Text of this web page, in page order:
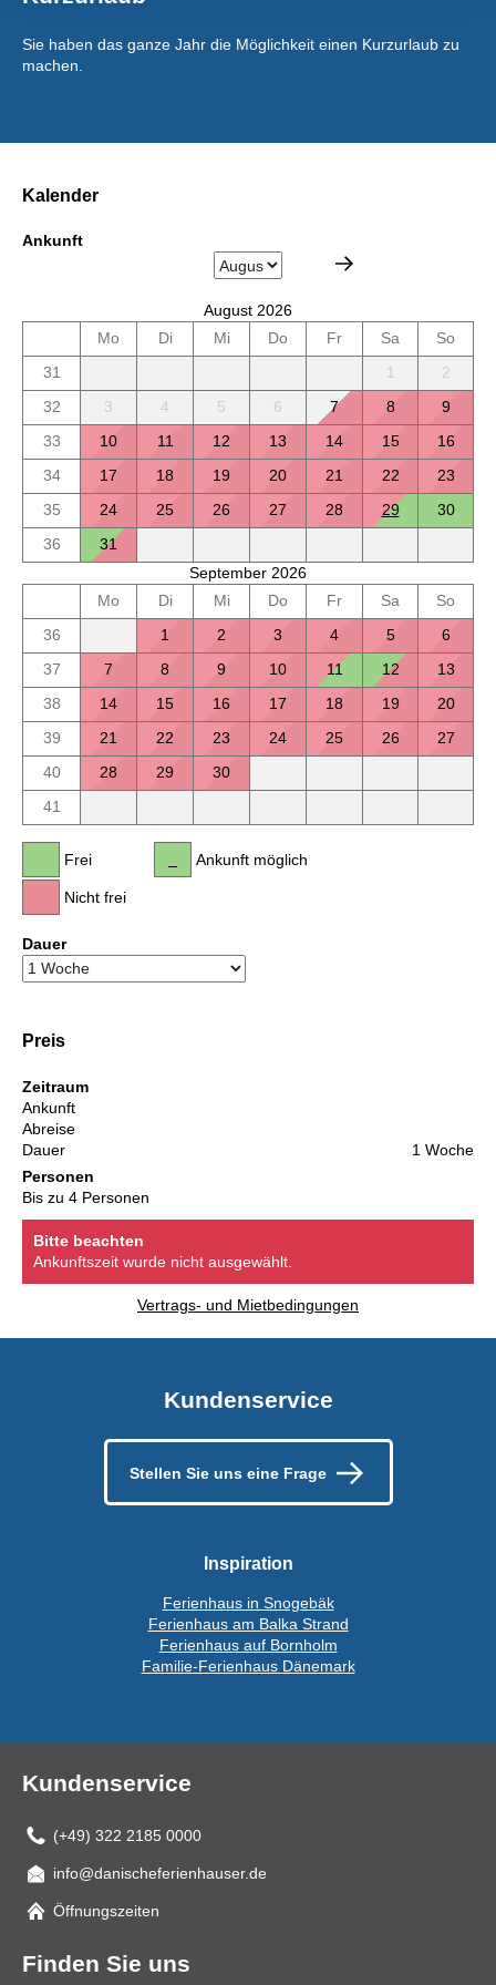
Sie haben das ganze Jahr die Möglichkeit einen Kurzurlaub zu
machen.
Kalender
Ankunft
August 2026
Mo
Di Mi Do Fr Sa
So
31
1
2
32
3 4 5 6 7 8
9
33
10 11 12 13 14 15
16
34
17 18 19 20 21 22
23
35
24 25 26 27 28 29
30
36
31
September 2026
Mo
Di Mi Do Fr Sa
So
36
1 2 3 4 5
6
37
7 8 9 10 11 12
13
38
14 15 16 17 18 19
20
39
21 22 23 24 25 26
27
40
28 29
30
41
Frei
Nicht frei
Ankunft möglich
Dauer
Preis
Zeitraum
Ankunft
Abreise
Dauer
1 Woche
Personen
Bis zu 4 Personen
Bitte beachten
Ankunftszeit wurde nicht ausgewählt.
Vertrags- und Mietbedingungen
Kundenservice
Stellen Sie uns eine Frage
Inspiration
Ferienhaus in Snogebäk
Ferienhaus am Balka Strand
Ferienhaus auf Bornholm
Familie-Ferienhaus Dänemark
Kundenservice
(+49) 322 2185 0000
Mail
info@danischeferienhauser.de
Öffnungszeiten
Finden Sie uns